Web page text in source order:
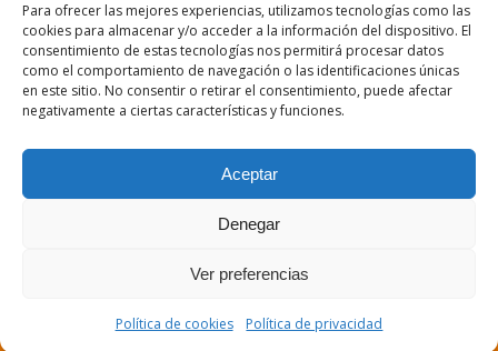
Para ofrecer las mejores experiencias, utilizamos tecnologías como las
cookies para almacenar y/o acceder a la información del dispositivo. El
consentimiento de estas tecnologías nos permitirá procesar datos
como el comportamiento de navegación o las identificaciones únicas
en este sitio. No consentir o retirar el consentimiento, puede afectar
negativamente a ciertas características y funciones.
Aceptar
Denegar
Ver preferencias
Política de cookies Política de privacidad
Política de cookies
Aviso legal
Canal ético
SÍGUENOS EN
ComarcalEcommerce